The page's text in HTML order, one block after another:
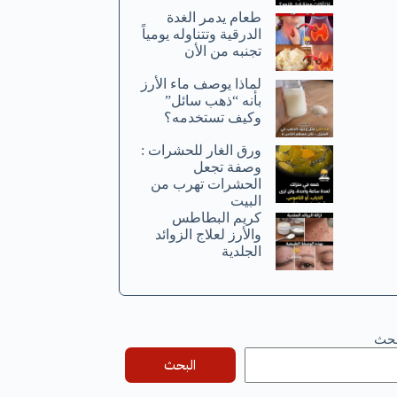
طعام يدمر الغدة
الدرقية وتتناوله يومياً
تجنبه من الأن
لماذا يوصف ماء الأرز
بأنه “ذهب سائل”
وكيف تستخدمه؟
ورق الغار للحشرات :
وصفة تجعل
الحشرات تهرب من
البيت
كريم البطاطس
والأرز لعلاج الزوائد
الجلدية
البحث